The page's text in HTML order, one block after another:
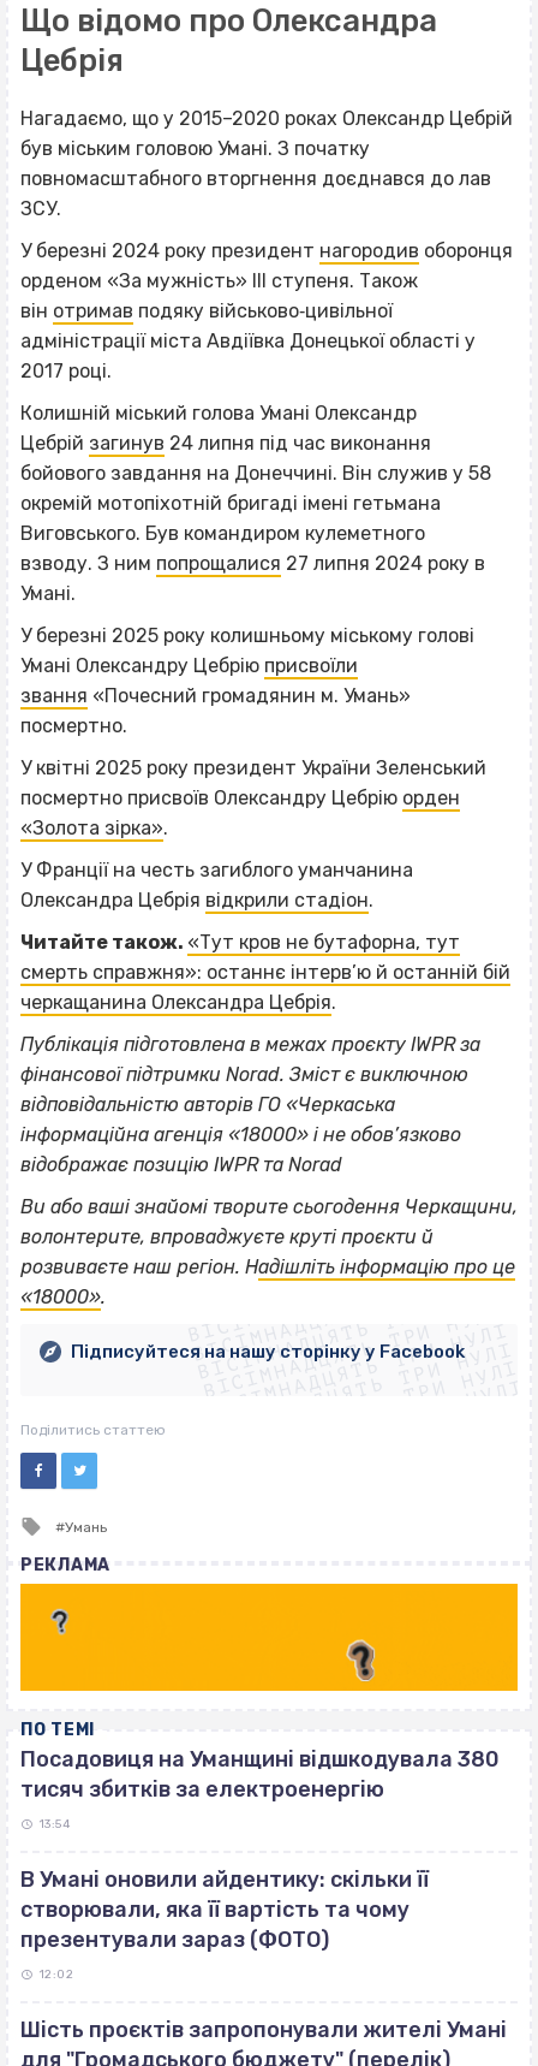
Що відомо про Олександра
Цебрія
Нагадаємо, що у 2015–2020 роках Олександр Цебрій
був міським головою Умані. З початку
повномасштабного вторгнення доєднався до лав
ЗСУ.
У березні 2024 року президент нагородив оборонця
орденом «За мужність» ІІІ ступеня. Також
він отримав подяку військово‐цивільної
адміністрації міста Авдіївка Донецької області у
2017 році.
Колишній міський голова Умані Олександр
Цебрій загинув 24 липня під час виконання
бойового завдання на Донеччині. Він служив у 58
окремій мотопіхотній бригаді імені гетьмана
Виговського. Був командиром кулеметного
взводу. З ним попрощалися 27 липня 2024 року в
Умані.
У березні 2025 року колишньому міському голові
Умані Олександру Цебрію присвоїли
звання «Почесний громадянин м. Умань»
посмертно.
У квітні 2025 року президент України Зеленський
посмертно присвоїв Олександру Цебрію орден
«Золота зірка».
У Франції на честь загиблого уманчанина
Олександра Цебрія відкрили стадіон.
Читайте також. «Тут кров не бутафорна, тут
смерть справжня»: останнє інтерв’ю й останній бій
черкащанина Олександра Цебрія.
Публікація підготовлена в межах проєкту IWPR за
фінансової підтримки Norad. Зміст є виключною
відповідальністю авторів ГО «Черкаська
інформаційна агенція «18000» і не обов’язково
відображає позицію IWPR та Norad
Ви або ваші знайомі творите сьогодення Черкащини,
волонтерите, впроваджуєте круті проєкти й
розвиваєте наш регіон. Надішліть інформацію про це
«18000». ВІСІМНАДЦЯТЬ ТРИ НУЛІ
ВІСІМНАДЦЯТЬ ТРИ НУЛІ
ВІСІМНАДЦЯТЬ ТРИ НУЛІ
ВІСІМНАДЦЯТЬ ТРИ НУЛІ
ВІСІМНАДЦЯТЬ ТРИ НУЛІ
ВІСІМНАДЦЯТЬ ТРИ НУЛІ
ВІСІМНАДЦЯТЬ ТРИ НУЛІ
ВІСІМНАДЦЯТЬ ТРИ НУЛІ
Підписуйтеся на нашу сторінку у Facebook
Поділитись статтею
Tagged
Умань
РЕКЛАМА
ПО ТЕМІ
Посадовиця на Уманщині відшкодувала 380
тисяч збитків за електроенергію
13:54
В Умані оновили айдентику: скільки її
створювали, яка її вартість та чому
презентували зараз (ФОТО)
12:02
Шість проєктів запропонували жителі Умані
для "Громадського бюджету" (перелік)